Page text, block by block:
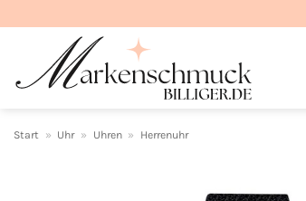
springen
Start » Uhr » Uhren » Herrenuhr